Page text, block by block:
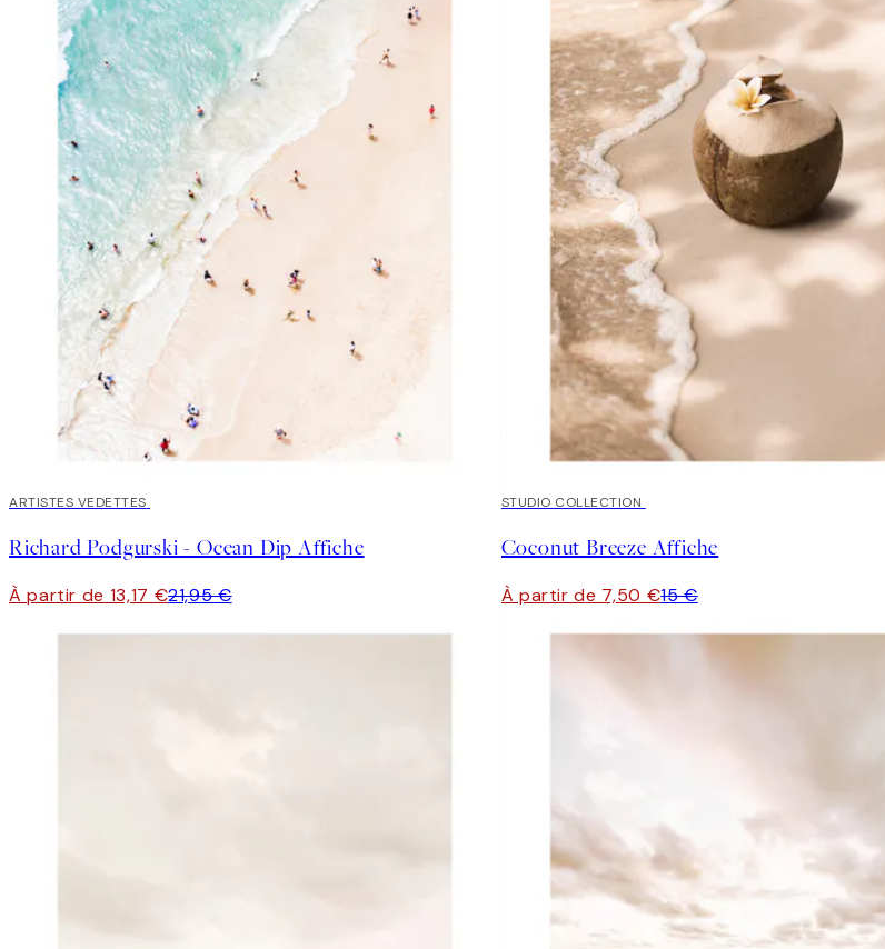
40%*
ARTISTES VEDETTES
Richard Podgurski - Ocean Dip Affiche
À partir de 13,17 €21,95 €
50%*
STUDIO COLLECTION
Coconut Breeze Affiche
À partir de 7,50 €15 €